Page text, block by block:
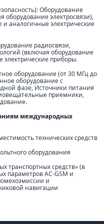
Оборудование
электросвязи),
и аналогичные электрические
радиосвязи,
(включая оборудование
электрические приборы.
оборудование (от 30 МГц до
оборудование с
фазе, Источники питания
приемники,
международных
технических средств
оборудования
транспортных средств» (в
параметров АС-GSM и
и
навигации